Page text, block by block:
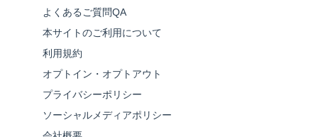
よくあるご質問QA
本サイトのご利用について
利用規約
オプトイン・オプトアウト
プライバシーポリシー
ソーシャルメディアポリシー